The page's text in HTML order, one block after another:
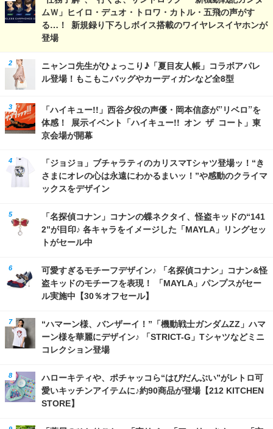
ムＷ」ヒイロ・デュオ・トロワ・カトル・五飛の声がす
る…！ 新規録り下ろしボイス搭載のワイヤレスイヤホンが
登場
ニャンコ先生がひょっこり♪「夏目友人帳」コラボアパレ
ル登場！もこもこバッグやカーディガンなど全8型
「ハイキュー!!」西谷夕役の声優・岡本信彦が”リベロ”を
体感！ 展示イベント「ハイキュー!! オン ザ コート」東
京会場が開幕
「ジョジョ」ブチャラティのカリスマTシャツ登場ッ！“き
さまにオレの心は永遠にわかるまいッ！”や感動のクライマ
ックスをデザイン
「名探偵コナン」コナンの蝶ネクタイ、怪盗キッドの“141
2”が目印♪ 各キャラをイメージした「MAYLA」リングセッ
トがセール中
可愛すぎるモチーフデザイン♪ 「名探偵コナン」コナン&怪
盗キッドのモチーフを表現！ 「MAYLA」パンプスがセー
ル実施中【30％オフセール】
“ハマーン様、バンザーイ！”「機動戦士ガンダムZZ」ハマ
ーン様を華麗にデザイン♪ 「STRICT-G」Tシャツなどミニ
コレクション登場
ハローキティや、ポチャッコら“はぴだんぶい”がレトロ可
愛いキッチンアイテムに♪約90商品が登場【212 KITCHEN
STORE】